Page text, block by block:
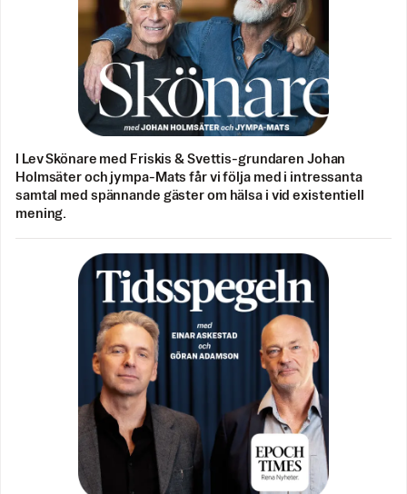
I Lev Skönare med Friskis & Svettis-grundaren Johan
Holmsäter och jympa-Mats får vi följa med i intressanta
samtal med spännande gäster om hälsa i vid existentiell
mening.